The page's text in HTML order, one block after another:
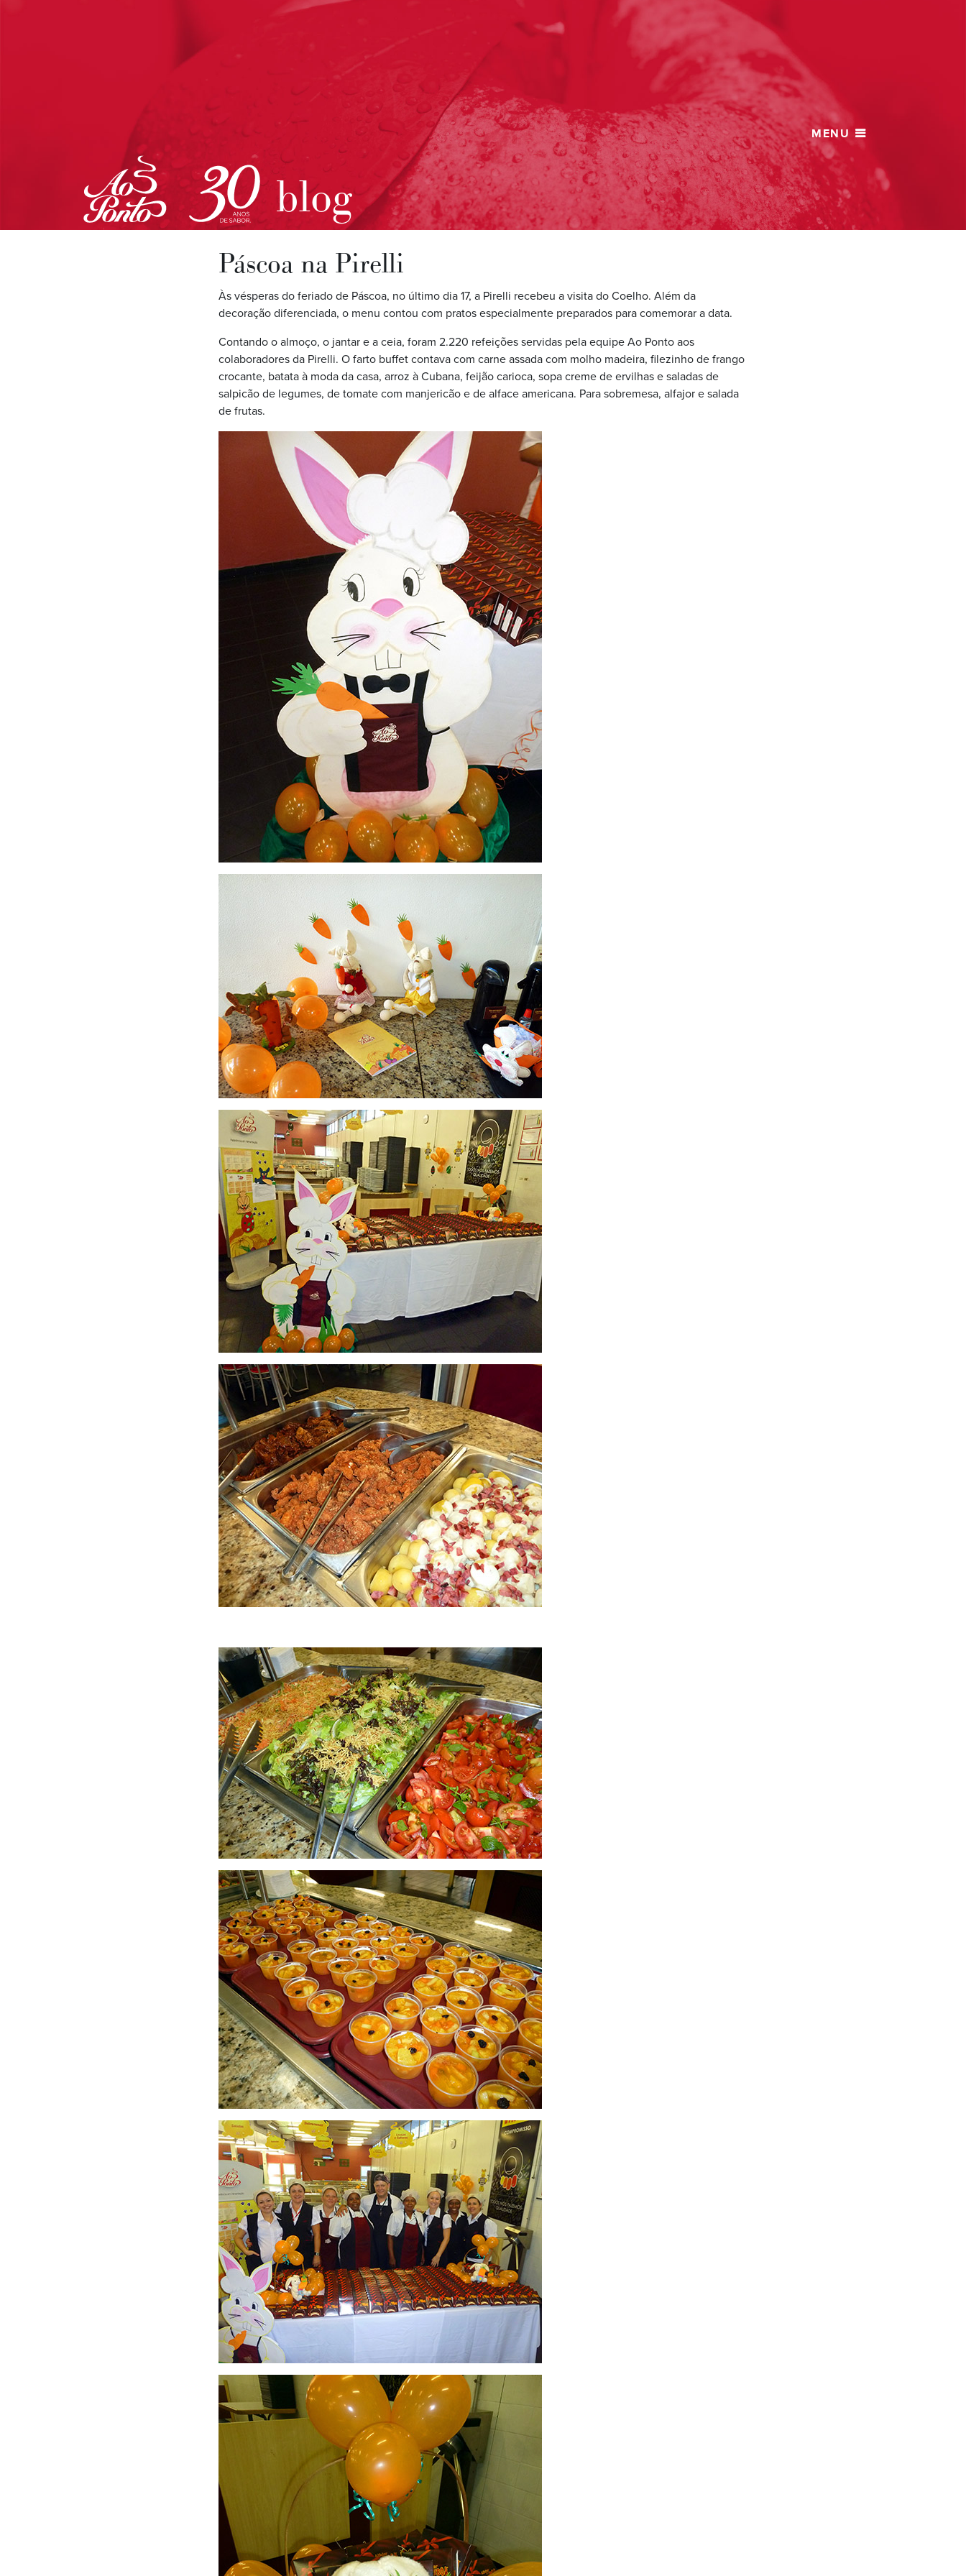
blog
Páscoa na Pirelli
Às vésperas do feriado de Páscoa, no último dia 17, a Pirelli recebeu a visita do Coelho. Além da
decoração diferenciada, o menu contou com pratos especialmente preparados para comemorar a data.
Contando o almoço, o jantar e a ceia, foram 2.220 refeições servidas pela equipe Ao Ponto aos
colaboradores da Pirelli. O farto buffet contava com carne assada com molho madeira, filezinho de frango
crocante, batata à moda da casa, arroz à Cubana, feijão carioca, sopa creme de ervilhas e saladas de
salpicão de legumes, de tomate com manjericão e de alface americana. Para sobremesa, alfajor e salada
de frutas.